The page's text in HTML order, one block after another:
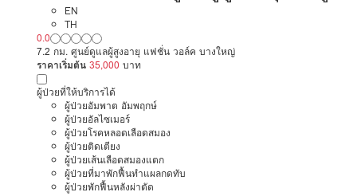
ภาวะพึ่งพิง
EN
TH
0.0
7.2 กม. ศูนย์ดูแลผู้สูงอายุ แฟชั่น วอล์ค บางใหญ่
ราคาเริ่มต้น 35,000 บาท
ผู้ป่วยที่ให้บริการได้
ผู้ป่วยอัมพาต อัมพฤกษ์
ผู้ป่วยอัลไซเมอร์
ผู้ป่วยโรคหลอดเลือดสมอง
ผู้ป่วยติดเตียง
ผู้ป่วยเส้นเลือดสมองแตก
ผู้ป่วยที่มาพักฟื้นทำแผลกดทับ
ผู้ป่วยพักฟื้นหลังผ่าตัด